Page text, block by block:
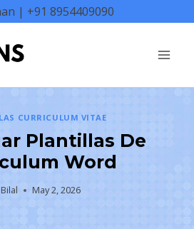
| +91 8954409090
CURRICULUM VITAE
Plantillas De
Word
Bilal May 2, 2026